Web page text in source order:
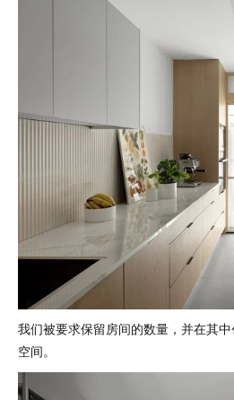
我们被要求保留房间的数量，并在其
空间。